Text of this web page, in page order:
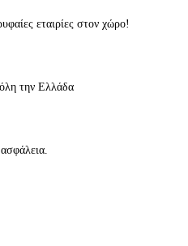
εταιρίες στον χώρο!
την Ελλάδα